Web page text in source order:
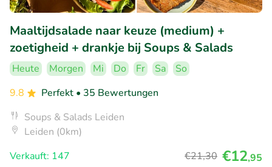
Maaltijdsalade naar keuze (medium) +
zoetigheid + drankje bij Soups & Salads
Heute Morgen Mi Do Fr Sa
So
9.8
Perfekt • 35 Bewertungen
Soups & Salads Leiden
Leiden (0km)
Verkauft: 147
€21,30 €12,95